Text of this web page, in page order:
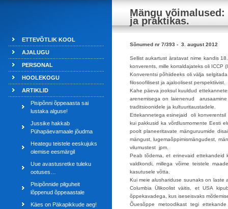
ETTEVÕTLIK KOOL
AJALUGU
PERSONAL
HOOLEKOGU
ARTIKLID
Pisipõnni õppeaasta sai
lustaka alguse!
Jussike hakkab
Pühapäevamaale jõudma
Heategu teistele eeskujuks
olemise eesmärgil
Uue avastusretke tuleku
ootuses…
Pisipõnnide pilguheit
lõppenud õppeaastale
Käes on Päkapikkude aeg!
Mängu
ja praktikas.
Sõnumed nr 7/393 - 3. august 2012
Sellist aukartust äratavat nime kandis
konverents, mille korraldajateks oli ICCP
Konverentsi põhiideeks oli välja
filosoofilisest ja ajaloolisest perspektiivist.
Kahe päeva jooksul kuuldud
arenemisega on laienenud
traditsioonidele ja kultuuritaustadele.
Ettekannetega esinejaid oli
kui pakkusid ka võrdlusmomente Eesti
poolt planeeritavate mänguruumide
mängust, lugemaõppimismängudest,
vilumustest jpm.
Peab tõdema, et erinevaid
valdkondi, millega võime teistele
kasutusele võtta.
Kui meie alushariduse suunaks on laste
Columbia Ülikoolist väitis, et USA
õppekavadega, kus iseseisvaks
Õuesõppe metoodikast tegi